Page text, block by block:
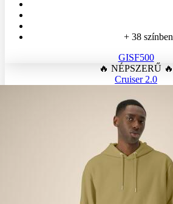
+ 38 színben
GISF500
🔥 NÉPSZERŰ 🔥
Cruiser 2.0